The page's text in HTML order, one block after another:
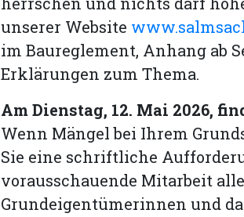
unserer Website
im Baureglement, Anhang ab
Erklärungen zum Thema.
Am Dienstag, 12. Mai 2026,
Wenn Mängel bei Ihrem
Sie eine schriftliche
vorausschauende Mitarbeit
Grundeigentümerinnen und